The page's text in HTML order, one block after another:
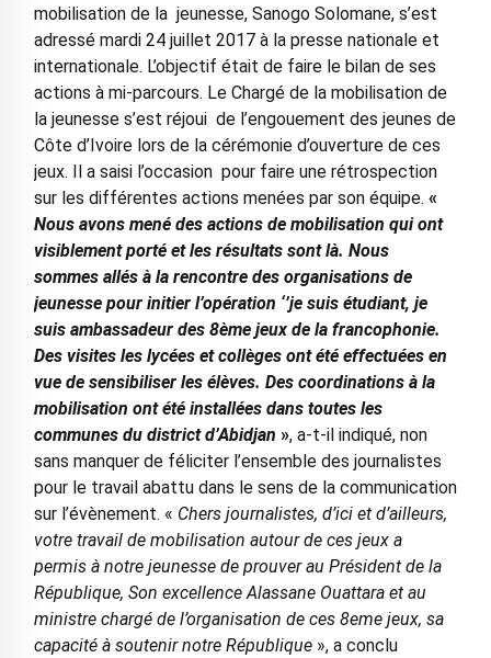
mobilisation de la jeunesse, Sanogo Solomane, s’est
adressé mardi 24 juillet 2017 à la presse nationale et
internationale. L’objectif était de faire le bilan de ses
actions à mi-parcours. Le Chargé de la mobilisation de
la jeunesse s’est réjoui de l’engouement des jeunes de
Côte d’Ivoire lors de la cérémonie d’ouverture de ces
jeux. Il a saisi l’occasion pour faire une rétrospection
sur les différentes actions menées par son équipe. «
Nous avons mené des actions de mobilisation qui ont
visiblement porté et les résultats sont là. Nous
sommes allés à la rencontre des organisations de
jeunesse pour initier l’opération ‘’je suis étudiant, je
suis ambassadeur des 8ème jeux de la francophonie.
Des visites les lycées et collèges ont été effectuées en
vue de sensibiliser les élèves. Des coordinations à la
mobilisation ont été installées dans toutes les
communes du district d’Abidjan », a-t-il indiqué, non
sans manquer de féliciter l’ensemble des journalistes
pour le travail abattu dans le sens de la communication
sur l’évènement. « Chers journalistes, d’ici et d’ailleurs,
votre travail de mobilisation autour de ces jeux a
permis à notre jeunesse de prouver au Président de la
République, Son excellence Alassane Ouattara et au
ministre chargé de l’organisation de ces 8eme jeux, sa
capacité à soutenir notre République», a conclu